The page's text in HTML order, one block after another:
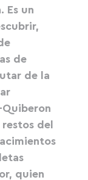
Es un
de
de la
Quiberon
del
quien